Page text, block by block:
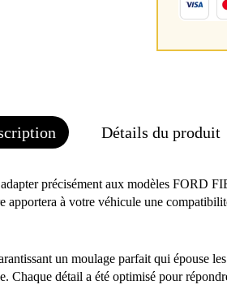
Détails du produit
précisément aux modèles FORD
à votre véhicule une
un moulage parfait qui épouse
détail a été optimisé pour